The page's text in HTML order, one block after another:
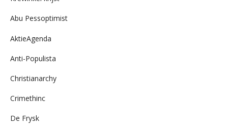
Abu Pessoptimist
AktieAgenda
Anti-Populista
Christianarchy
Crimethinc
De Frysk